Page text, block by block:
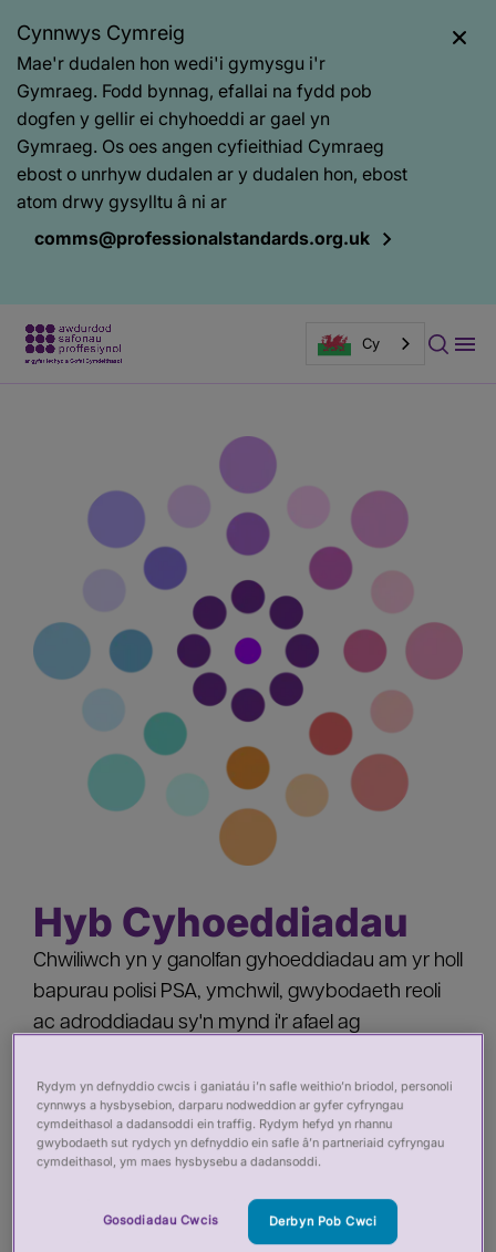
Cynnwys Cymreig
Mae'r dudalen hon wedi'i gymysgu i'r
Gymraeg. Fodd bynnag, efallai na fydd pob
dogfen y gellir ei chyhoeddi ar gael yn
Gymraeg. Os oes angen cyfieithiad Cymraeg
ebost o unrhyw dudalen ar y dudalen hon, ebost
atom drwy gysylltu â ni ar
comms@professionalstandards.org.uk
Cy
Hyb Cyhoeddiadau
Chwiliwch yn y ganolfan gyhoeddiadau am yr holl
bapurau polisi PSA, ymchwil, gwybodaeth reoli
ac adroddiadau sy'n mynd i'r afael ag
Mae hwn yn cael ei ddiweddaru'n rheolaidd.
Filter by:
Rydym yn defnyddio cwcis i ganiatáu i’n safle weithio’n briodol, personoli
cynnwys a hysbysebion, darparu nodweddion ar gyfer cyfryngau
cymdeithasol a dadansoddi ein traffig. Rydym hefyd yn rhannu
gwybodaeth sut rydych yn defnyddio ein safle â’n partneriaid cyfryngau
cymdeithasol, ym maes hysbysebu a dadansoddi.
Gosodiadau Cwcis Derbyn Pob Cwci